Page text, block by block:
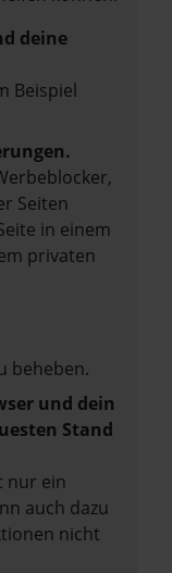
deine
Beispiel
Seiten
in einem
privaten
beheben.
und dein
Stand
nur ein
auch dazu
nicht